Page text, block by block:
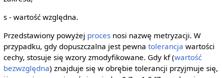
s - wartość względna.
Przedstawiony powyżej procesnosi nazwę metryzacji. W
przypadku, gdy dopuszczalna jest pewna tolerancja wartości
cechy, stosuje się wzory zmodyfikowane. Gdy kf (wartość
bezwzględna) znajduje się w obrębie tolerancji przyjmuje się,